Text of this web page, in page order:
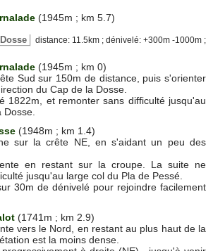
(1945m ; km 5.7)
distance: 11.5km ; dénivelé: +300m -1000m ;
(1945m ; km 0)
Sud sur 150m de distance, puis s'orienter
du Cap de la Dosse.
1822m, et remonter sans difficulté jusqu'au
(1948m ; km 1.4)
sur la crête NE, en s'aidant un peu des
en restant sur la croupe. La suite ne
jusqu'au large col du Pla de Pessé.
30m de dénivelé pour rejoindre facilement
(1741m ; km 2.9)
vers le Nord, en restant au plus haut de la
est la moins dense.